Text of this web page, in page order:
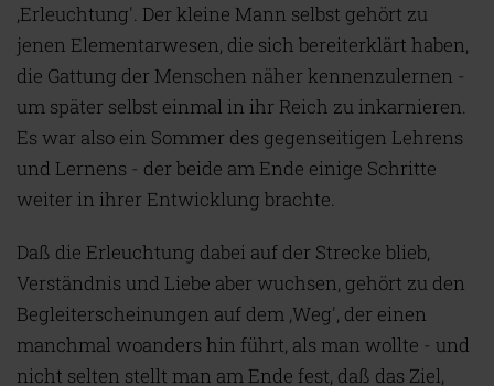
,Erleuchtung'. Der kleine Mann selbst gehört zu
jenen Elementarwesen, die sich bereiterklärt haben,
die Gattung der Menschen näher kennenzulernen -
um später selbst einmal in ihr Reich zu inkarnieren.
Es war also ein Sommer des gegenseitigen Lehrens
und Lernens - der beide am Ende einige Schritte
weiter in ihrer Entwicklung brachte.
Daß die Erleuchtung dabei auf der Strecke blieb,
Verständnis und Liebe aber wuchsen, gehört zu den
Begleiterscheinungen auf dem ,Weg', der einen
manchmal woanders hin führt, als man wollte - und
nicht selten stellt man am Ende fest, daß das Ziel,